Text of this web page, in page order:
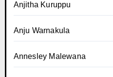
Anjitha Kuruppu
Anju Warnakula
Annesley Malewana